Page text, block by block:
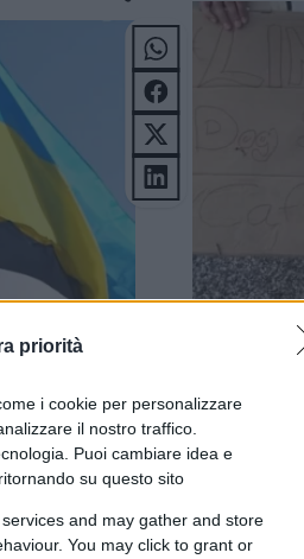
priorità
i cookie per personalizzare
il nostro traffico.
Puoi cambiare idea e
su questo sito
and may gather and store
You may click to grant or